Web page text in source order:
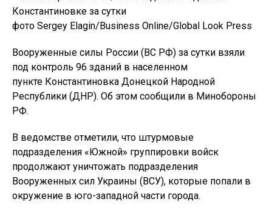
фото Sergey Elagin/Business Online/Global Look Press
Вооруженные силы России (ВС РФ) за сутки взяли
под контроль 96 зданий в населенном
пункте Константиновка Донецкой Народной
Республики (ДНР). Об этом сообщили в Минобороны
РФ.
В ведомстве отметили, что штурмовые
подразделения «Южной» группировки войск
продолжают уничтожать подразделения
Вооруженных сил Украины (ВСУ), которые попали в
окружение в юго-западной части города.